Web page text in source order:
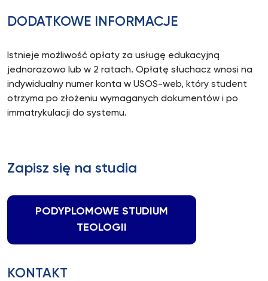
DODATKOWE INFORMACJE
Istnieje możliwość opłaty za usługę edukacyjną
jednorazowo lub w 2 ratach. Opłatę słuchacz wnosi na
indywidualny numer konta w USOS-web, który student
otrzyma po złożeniu wymaganych dokumentów i po
immatrykulacji do systemu.
Zapisz się na studia
PODYPLOMOWE STUDIUM
TEOLOGII
KONTAKT